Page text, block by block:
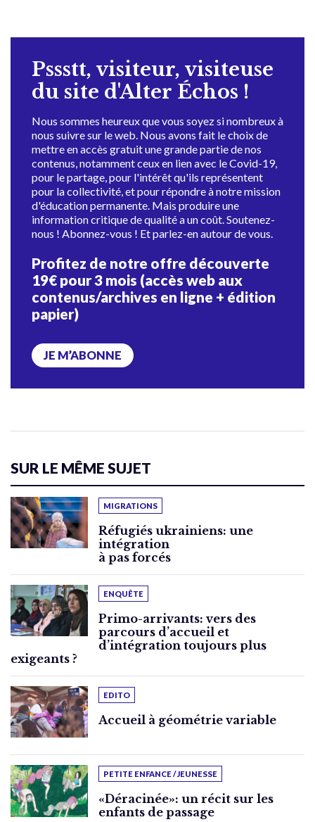
Pssstt, visiteur, visiteuse
du site d'Alter Échos !
Nous sommes heureux que vous soyez si nombreux à
nous suivre sur le web. Nous avons fait le choix de
mettre en accès gratuit une grande partie de nos
contenus, notamment ceux en lien avec le Covid-19,
pour le partage, pour l'intérêt qu'ils représentent
pour la collectivité, et pour répondre à notre mission
d'éducation permanente. Mais produire une
information critique de qualité a un coût. Soutenez-
nous ! Abonnez-vous ! Et parlez-en autour de vous.
Profitez de notre offre découverte
19€ pour 3 mois (accès web aux
contenus/archives en ligne + édition
papier)
JE M’ABONNE
SUR LE MÊME SUJET
MIGRATIONS
Réfugiés ukrainiens: une
intégration
à pas forcés
ENQUÊTE
Primo-arrivants: vers des
parcours d’accueil et
d’intégration toujours plus
exigeants ?
EDITO
Accueil à géométrie variable
PETITE ENFANCE / JEUNESSE
«Déracinée»: un récit sur les
enfants de passage